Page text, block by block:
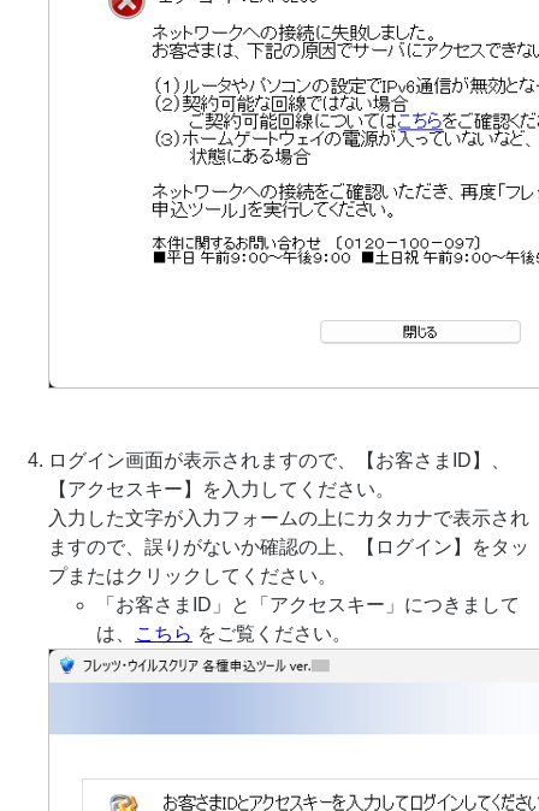
ログイン画面が表示されますので、【お客さまID】、
【アクセスキー】を入力してください。
入力した文字が入力フォームの上にカタカナで表示され
ますので、誤りがないか確認の上、【ログイン】をタッ
プまたはクリックしてください。
「お客さまID」と「アクセスキー」につきまして
は、
こちら をご覧ください。